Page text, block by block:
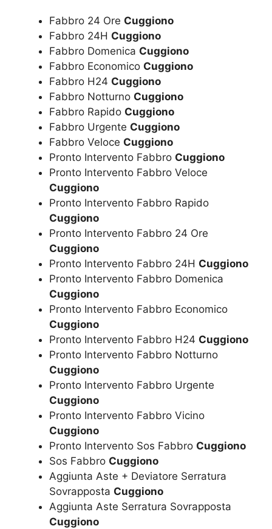
Fabbro 24 Ore Cuggiono
Fabbro 24H Cuggiono
Fabbro Domenica Cuggiono
Fabbro Economico Cuggiono
Fabbro H24 Cuggiono
Fabbro Notturno Cuggiono
Fabbro Rapido Cuggiono
Fabbro Urgente Cuggiono
Fabbro Veloce Cuggiono
Pronto Intervento Fabbro Cuggiono
Pronto Intervento Fabbro Veloce
Cuggiono
Pronto Intervento Fabbro Rapido
Cuggiono
Pronto Intervento Fabbro 24 Ore
Cuggiono
Pronto Intervento Fabbro 24H Cuggiono
Pronto Intervento Fabbro Domenica
Cuggiono
Pronto Intervento Fabbro Economico
Cuggiono
Pronto Intervento Fabbro H24 Cuggiono
Pronto Intervento Fabbro Notturno
Cuggiono
Pronto Intervento Fabbro Urgente
Cuggiono
Pronto Intervento Fabbro Vicino
Cuggiono
Pronto Intervento Sos Fabbro Cuggiono
Sos Fabbro Cuggiono
Aggiunta Aste + Deviatore Serratura
Sovrapposta Cuggiono
Aggiunta Aste Serratura Sovrapposta
Cuggiono